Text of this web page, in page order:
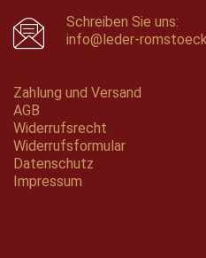
Schreiben Sie uns:
info@leder-
Zahlung und Versand
AGB
Widerrufsrecht
Widerrufsformular
Datenschutz
Impressum